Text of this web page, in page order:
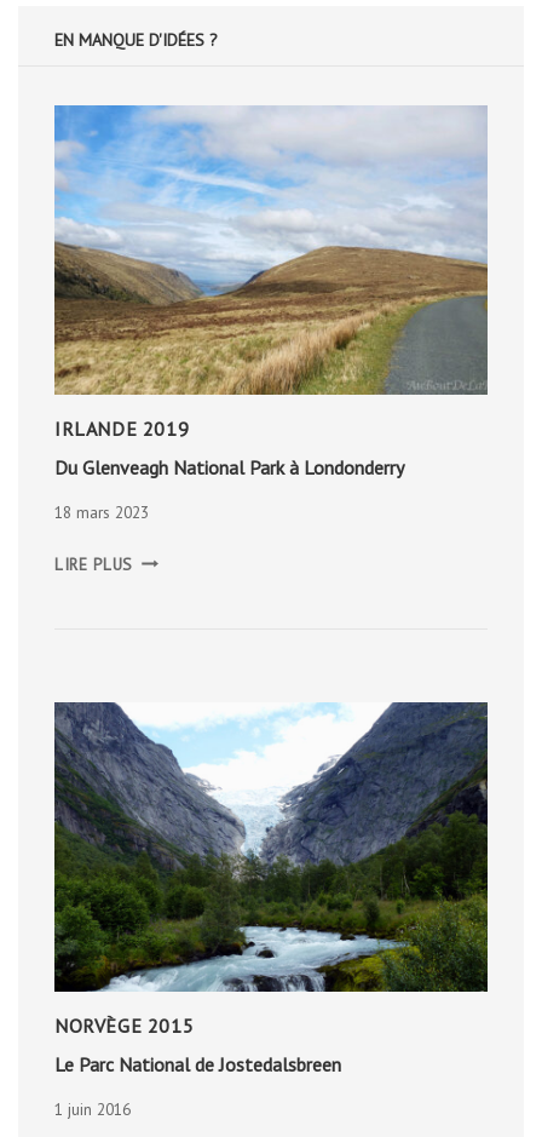
EN MANQUE D'IDÉES ?
IRLANDE 2019
Du Glenveagh National Park à Londonderry
18 mars 2023
LIRE PLUS GLENVEAGH
NORVÈGE 2015
Le Parc National de Jostedalsbreen
1 juin 2016